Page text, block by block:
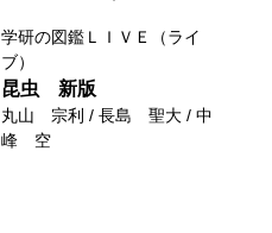
学研の図鑑ＬＩＶＥ（ライ
ブ）
昆虫 新版
丸山 宗利 / 長島 聖大 / 中
峰 空